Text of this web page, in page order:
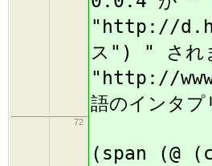
"http://
ス") " され
"http://
語のインタ
72
(span (@